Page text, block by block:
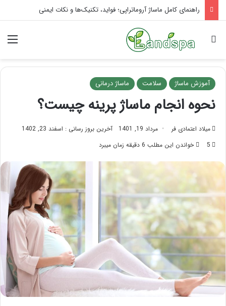
تاثیر ماساژ بر افسردگی؛ با ماساژ درمانی افسردگی را درمان کنید!
جستجو برای
آموزش ماساژ سلامت ماساژ درمانی
نحوه انجام ماساژ پرینه چیست؟
میلاد اعتمادی فر مرداد 19, 1401
آخرین بروز رسانی : اسفند 23, 1402
5
خواندن این مطلب 6 دقیقه زمان میبرد